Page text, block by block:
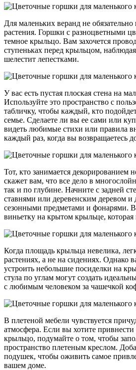
Для маленьких веранд не
растения. Горшки с разноцветными
темное крыльцо. Вам захочется
ступеньках перед крыльцом,
шелестит лепестками.
У вас есть пустая плоская стена на
Используйте это пространство с
табличку, чтобы каждый, кто
семье. Сделаете ли вы ее сами или
видеть любимые стихи или правила
каждый раз, когда вы возвращаетесь
Тот, кто занимается
скажет вам, что все дело в
так и по глубине. Начните с задней
ставнями или деревенским деревом и
сезонными предметами и фонарями.
виньетку на крытом крыльце, которая
Когда площадь крыльца невелика,
растениях, а не на сидениях. Однако
устроить небольшие посиделки на
стула по углам могут создать
с любимым человеком за чашечкой
В плетеной мебели чувствуется
атмосфера. Если вы хотите
крыльцо, подумайте о том, чтобы
пространство плетеным креслом.
подушек, чтобы оживить самое
вашем доме.